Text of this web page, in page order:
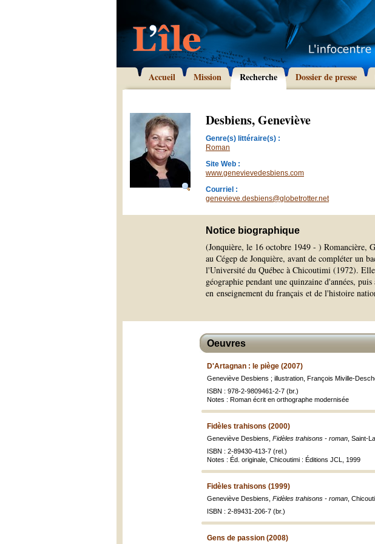
Accueil Mission Recherche Dossier de presse
Desbiens, Geneviève
Genre(s) littéraire(s) :
Roman
Site Web :
www.genevievedesbiens.com
Courriel :
genevieve.desbiens@globetrotter.net
Notice biographique
(Jonquière, le 16 octobre 1949 - ) Romancière,
au Cégep de Jonquière, avant de compléter un
l'Université du Québec à Chicoutimi (1972).
géographie pendant une quinzaine d'années,
en enseignement du français et de l'histoire
Oeuvres
D'Artagnan : le piège (2007)
Geneviève Desbiens ; illustration, François Miville-
ISBN : 978-2-9809461-2-7 (br.)
Notes : Roman écrit en orthographe modernisée
Fidèles trahisons (2000)
Geneviève Desbiens, Fidèles trahisons - roman , Saint-
ISBN : 2-89430-413-7 (rel.)
Notes : Éd. originale, Chicoutimi : Éditions JCL, 1999
Fidèles trahisons (1999)
Geneviève Desbiens, Fidèles trahisons - roman ,
ISBN : 2-89431-206-7 (br.)
Gens de passion (2008)